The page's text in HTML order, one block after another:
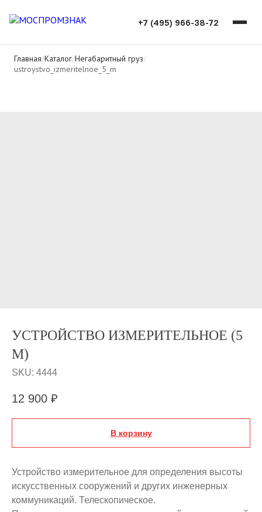
+7 (495) 966-38-72
Главная/Каталог/Негабаритный груз/
ustroystvo_izmeritelnoe_5_m
УСТРОЙСТВО ИЗМЕРИТЕЛЬНОЕ (5
М)
SKU: 4444
12 900 ₽
В корзину
Устройство измерительное для определения высоты
искусственных сооружений и других инженерных
коммуникаций. Телескопическое.